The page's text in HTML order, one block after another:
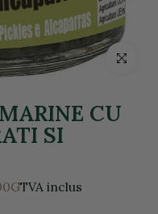
Click
CU
SI
TVA inclus